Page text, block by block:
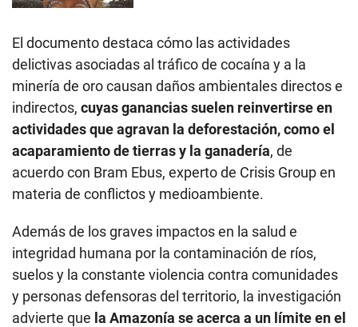
El documento destaca cómo las actividades
delictivas asociadas al tráfico de cocaína y a la
minería de oro causan daños ambientales directos e
indirectos, cuyas ganancias suelen reinvertirse en
actividades que agravan la deforestación, como el
acaparamiento de tierras y la ganadería, de
acuerdo con Bram Ebus, experto de Crisis Group en
materia de conflictos y medioambiente.
Además de los graves impactos en la salud e
integridad humana por la contaminación de ríos,
suelos y la constante violencia contra comunidades
y personas defensoras del territorio, la investigación
advierte que la Amazonía se acerca a un límite en el